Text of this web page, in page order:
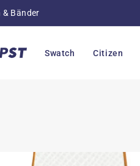
& Bänder
Swatch Citizen